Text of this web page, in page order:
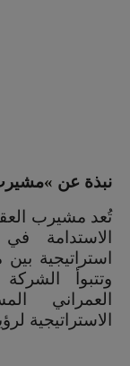
نبذة عن »
تُعد مشيرب
الاستدامة
استراتيجية
وتتبوأ
العمراني
الاستراتيجية